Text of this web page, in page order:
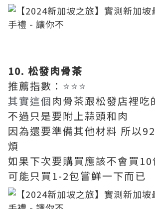
10. 松發肉骨茶
推薦指數： ⭐⭐⭐
其實這個肉骨茶跟松發店裡吃
不過只是要附上蒜頭和肉
因為還要準備其他材料 所以
煩
如果下次要購買應該不會買10
可能只買1-2包嘗鮮一下而已